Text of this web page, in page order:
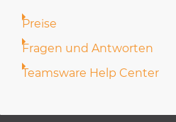
Preise
Fragen und Antworten
Teamsware Help Center